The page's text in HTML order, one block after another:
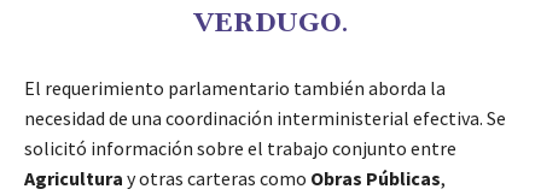
VERDUGO.
El requerimiento parlamentario también aborda la
necesidad de una coordinación interministerial efectiva. Se
solicitó información sobre el trabajo conjunto entre
Agricultura y otras carteras como Obras Públicas,